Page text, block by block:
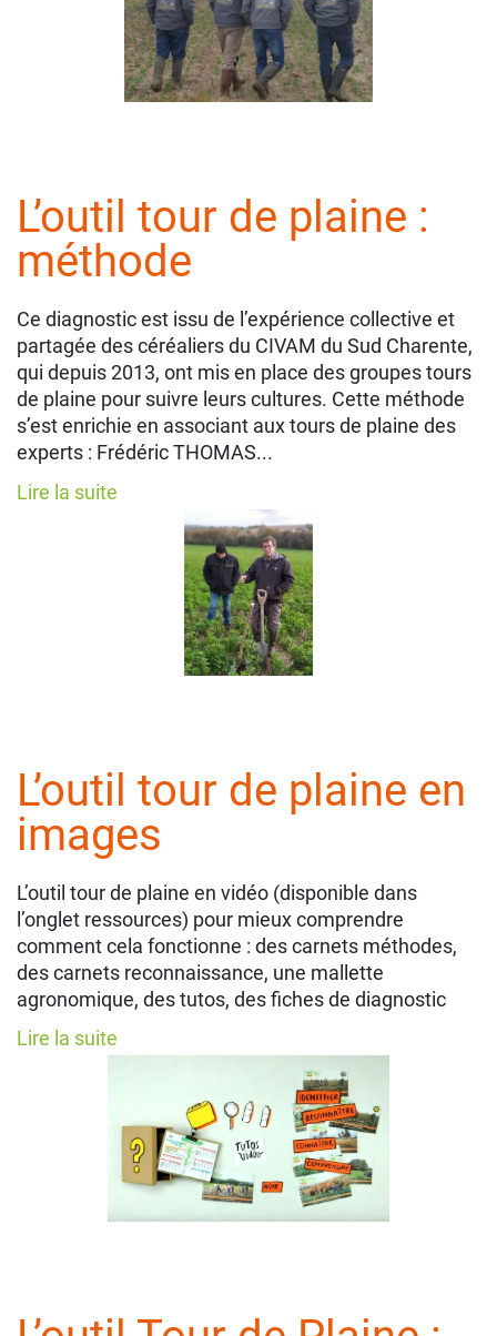
L’outil tour de plaine :
méthode
Ce diagnostic est issu de l’expérience collective et
partagée des céréaliers du CIVAM du Sud Charente,
qui depuis 2013, ont mis en place des groupes tours
de plaine pour suivre leurs cultures. Cette méthode
s’est enrichie en associant aux tours de plaine des
experts : Frédéric THOMAS...
Lire la suite
L’outil tour de plaine en
images
L’outil tour de plaine en vidéo (disponible dans
l’onglet ressources) pour mieux comprendre
comment cela fonctionne : des carnets méthodes,
des carnets reconnaissance, une mallette
agronomique, des tutos, des fiches de diagnostic
Lire la suite